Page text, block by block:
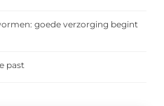
goede verzorging begint
past